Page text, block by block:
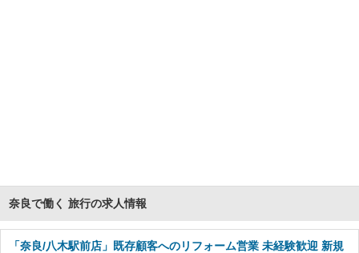
奈良で働く 旅行の求人情報
「奈良/八木駅前店」既存顧客へのリフォーム営業 未経験歓迎 新規